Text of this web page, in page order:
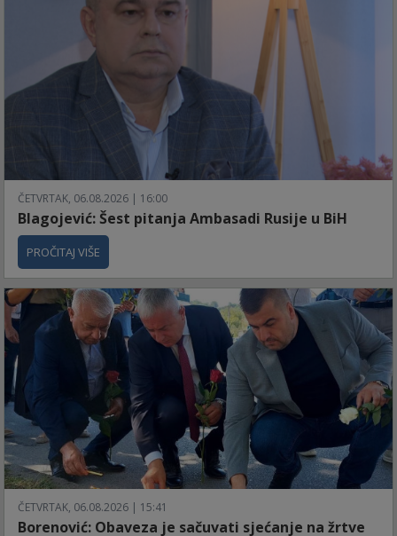
ČETVRTAK, 06.08.2026 | 16:00
Blagojević: Šest pitanja Ambasadi Rusije u BiH
PROČITAJ VIŠE
ČETVRTAK, 06.08.2026 | 15:41
Borenović: Obaveza je sačuvati sjećanje na žrtve